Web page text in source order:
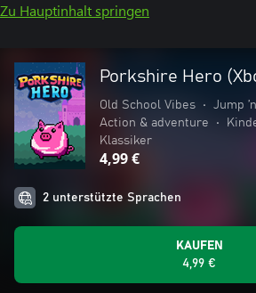
Zu Hauptinhalt springen
Porkshire Hero
Old School Vibes • Jump
Action & adventure
•
Klassiker
4,99 €
2 unterstützte Sprachen
KAUFEN
4,99 €